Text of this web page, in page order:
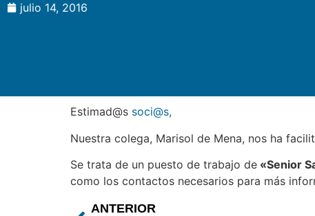
julio 14, 2016
Estimad@s soci@s,
Nuestra colega, Marisol de Mena, nos ha
Se trata de un puesto de trabajo de «Senior
como los contactos necesarios para más
ANTERIOR